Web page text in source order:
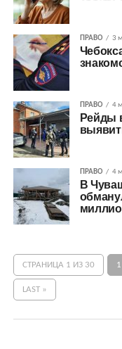
ПРАВО 3
ПРАВО 4
Рейды
ПРАВО 4
В
СТРАНИЦА 1 ИЗ 30 1
LAST »